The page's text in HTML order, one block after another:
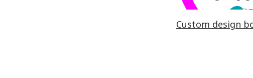
Custom design